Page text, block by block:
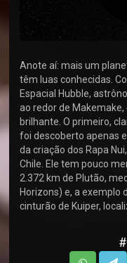
Anote aí: mais um
têm luas conhecidas.
Espacial Hubble,
ao redor de
brilhante. O primeiro,
foi descoberto apenas
da criação dos Rapa
Chile. Ele tem pouco
2.372 km de Plutão,
Horizons) e, a exemplo
cinturão de Kuiper,